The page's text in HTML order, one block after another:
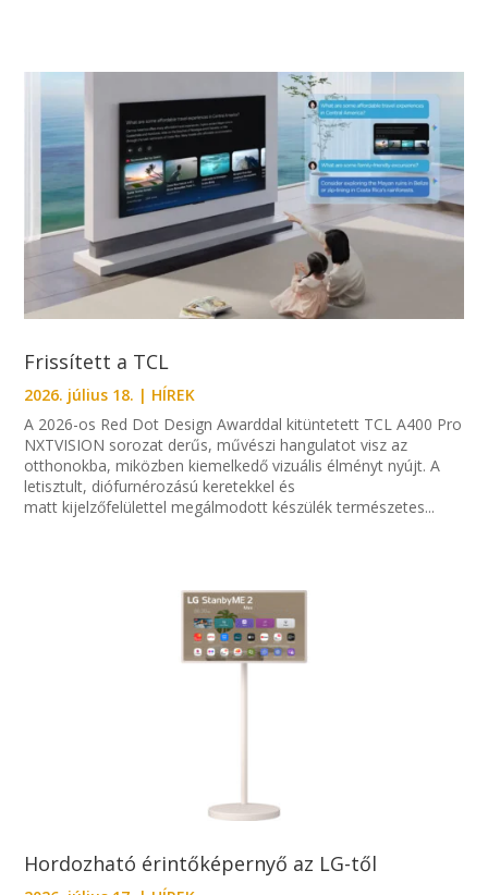
Frissített a TCL
2026. július 18. | HÍREK
A 2026-os Red Dot Design Awarddal kitüntetett TCL A400 Pro
NXTVISION sorozat derűs, művészi hangulatot visz az
otthonokba, miközben kiemelkedő vizuális élményt nyújt. A
letisztult, diófurnérozású keretekkel és
matt kijelzőfelülettel megálmodott készülék természetes...
Hordozható érintőképernyő az LG-től